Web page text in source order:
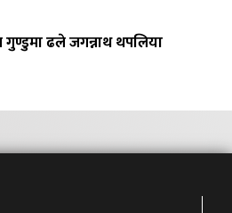
ढले जगन्नाथ थपलिया